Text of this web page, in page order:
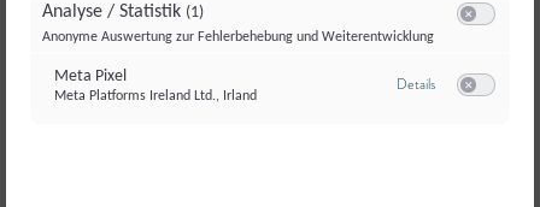
Drucken
Analyse / Statistik (1)
Anonyme Auswertung zur Fehlerbehebung und Weiterentwicklung
Meta Pixel
Meta Platforms Ireland Ltd., Irland
Detailszu Meta Pixel